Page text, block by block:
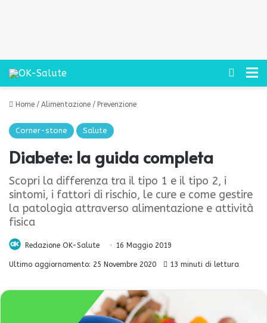
Cerca
Home / Alimentazione / Prevenzione
Corner-stone Salute
Diabete: la guida completa
Scopri la differenza tra il tipo 1 e il tipo 2, i
sintomi, i fattori di rischio, le cure e come gestire
la patologia attraverso alimentazione e attività
fisica
Redazione OK-Salute 16 Maggio 2019
Ultimo aggiornamento: 25 Novembre 2020 13 minuti di lettura